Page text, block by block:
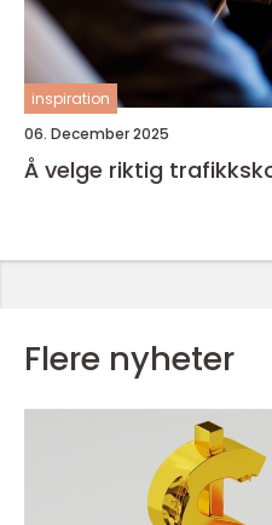
inspiration
06. December 2025
Å velge riktig
Flere nyheter